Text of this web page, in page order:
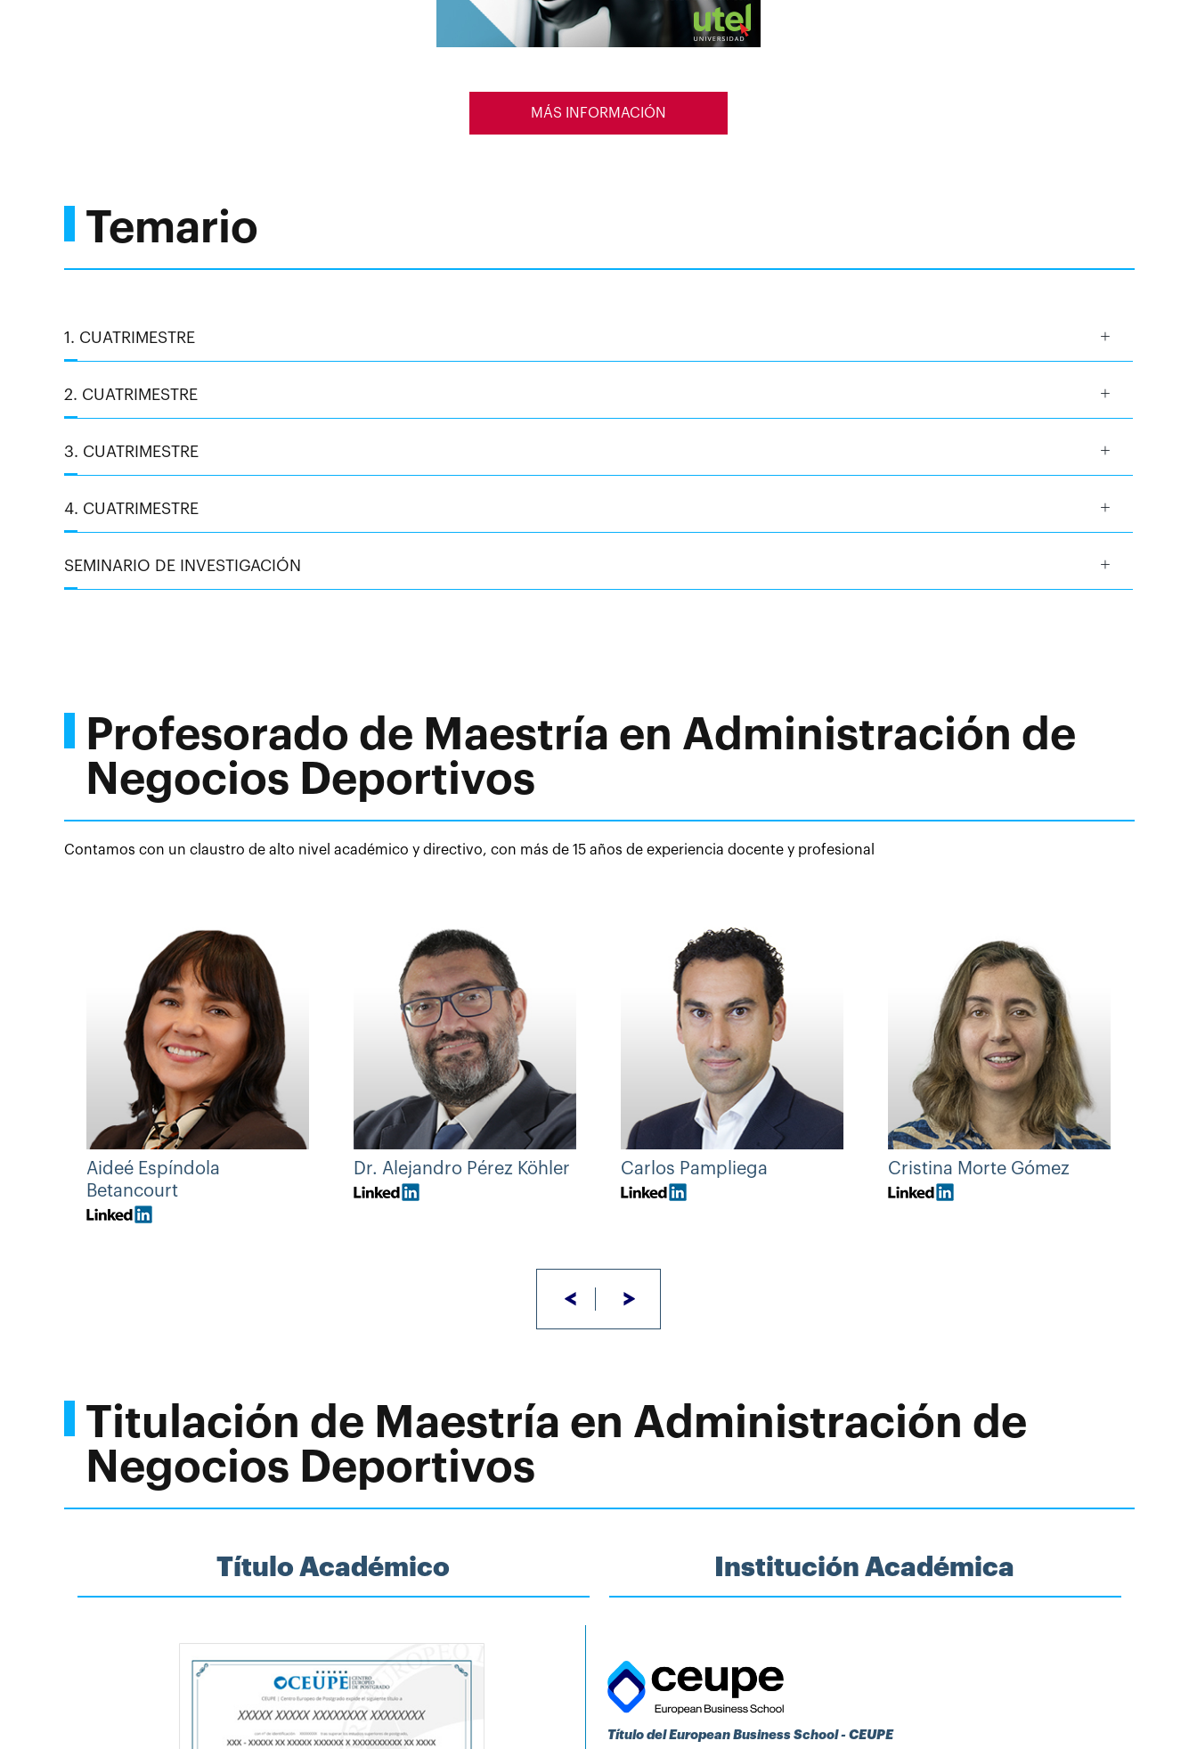
MÁS INFORMACIÓN
Temario
1. CUATRIMESTRE
2. CUATRIMESTRE
3. CUATRIMESTRE
4. CUATRIMESTRE
SEMINARIO DE INVESTIGACIÓN
Profesorado de Maestría en Administración de
Negocios Deportivos
Contamos con un claustro de alto nivel académico y directivo, con más de 15 años de experiencia docente y profesional
Aideé Espíndola
Betancourt
Dr. Alejandro Pérez Köhler Carlos Pampliega Cristina Morte Gómez
< >
Titulación de Maestría en Administración de
Negocios Deportivos
Título Académico Institución Académica
Título del European Business School - CEUPE